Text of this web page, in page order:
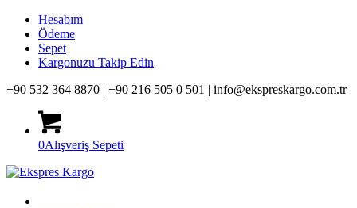
Hesabım
Ödeme
Sepet
Kargonuzu Takip Edin
+90 532 364 8870 | +90 216 505 0 501 | info@ekspreskargo.com.tr
0Alışveriş Sepeti